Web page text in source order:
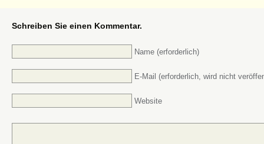
Schreiben Sie einen Kommentar.
Name (erforderlich)
E-Mail (erforderlich, wird nicht
Website